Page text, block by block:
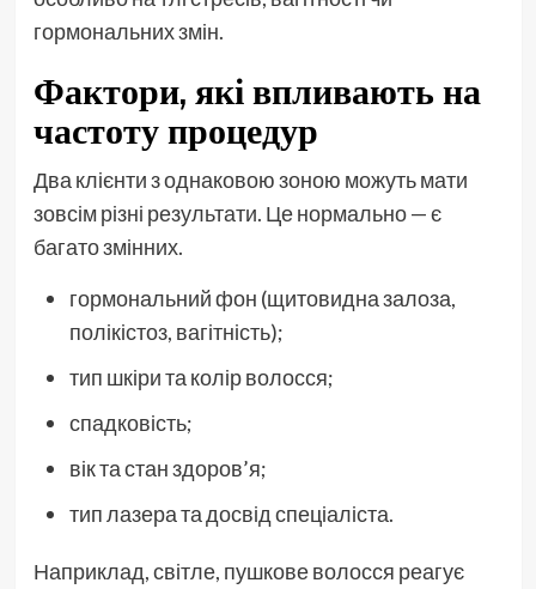
гормональних змін.
Фактори, які впливають на
частоту процедур
Два клієнти з однаковою зоною можуть мати
зовсім різні результати. Це нормально — є
багато змінних.
гормональний фон (щитовидна залоза,
полікістоз, вагітність);
тип шкіри та колір волосся;
спадковість;
вік та стан здоров’я;
тип лазера та досвід спеціаліста.
Наприклад, світле, пушкове волосся реагує